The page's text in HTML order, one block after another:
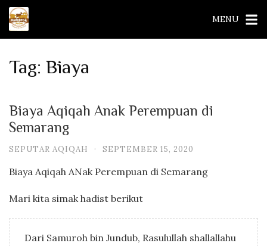
Skip
to
content
MENU
Tag: Biaya
Biaya Aqiqah Anak Perempuan di
Semarang
SEPUTAR AQIQAH · SEPTEMBER 15, 2020
Biaya Aqiqah ANak Perempuan di Semarang
Mari kita simak hadist berikut
Dari Samuroh bin Jundub, Rasulullah shallallahu